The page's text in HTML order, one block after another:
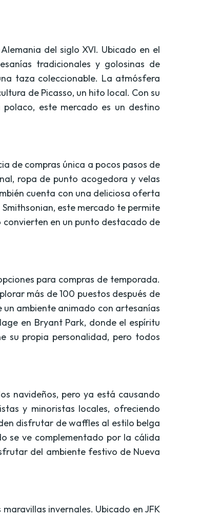
del siglo XVI. Ubicado en el
tradicionales y golosinas de
taza coleccionable. La atmósfera
de Picasso, un hito local. Con su
este mercado es un destino
de compras única a pocos pasos de
ropa de punto acogedora y velas
cuenta con una deliciosa oferta
este mercado te permite
convierten en un punto destacado de
para compras de temporada.
más de 100 puestos después de
un ambiente animado con artesanías
en Bryant Park, donde el espíritu
su propia personalidad, pero todos
navideños, pero ya está causando
y minoristas locales, ofreciendo
disfrutar de waffles al estilo belga
se ve complementado por la cálida
del ambiente festivo de Nueva
invernales. Ubicado en JFK